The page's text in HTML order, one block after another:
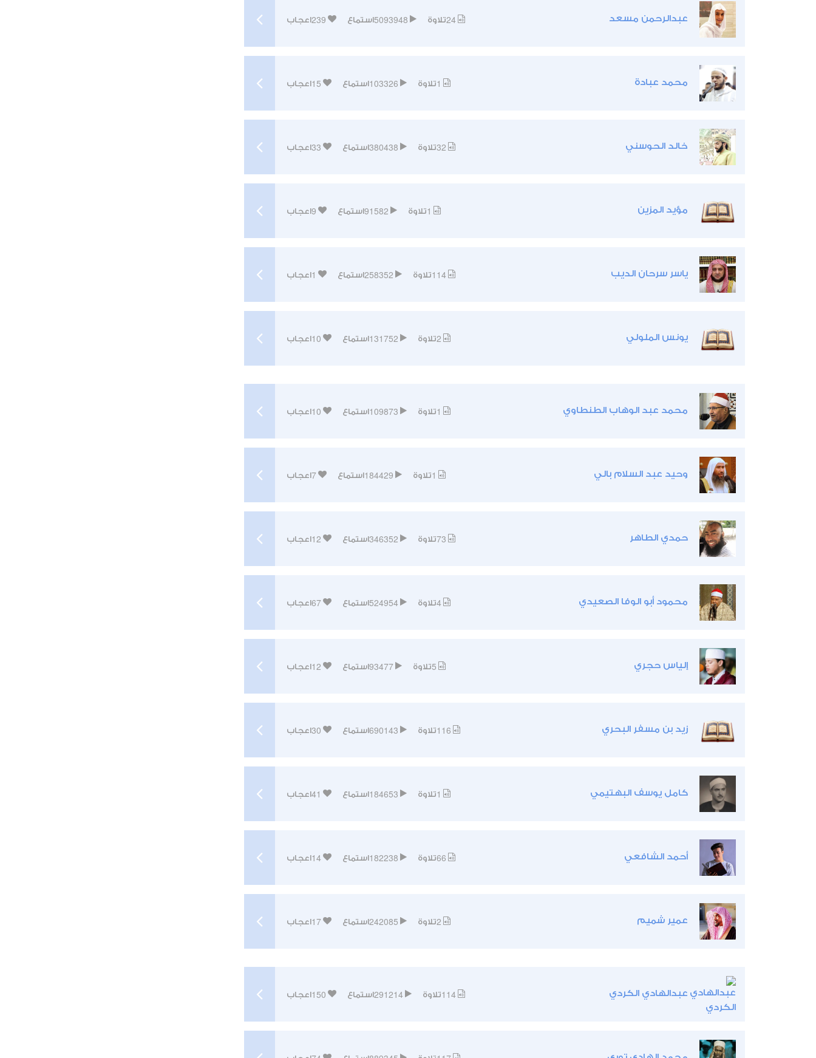
عبدالرحمن مسعد 24تلاوة 5093948استماع 239اعجاب
محمد عبادة 1تلاوة 103326استماع 15اعجاب
خالد الحوسني 32تلاوة 380438استماع 33اعجاب
مؤيد المزين 1تلاوة 91582استماع 9اعجاب
ياسر سرحان الديب 114تلاوة 258352استماع 1اعجاب
يونس الملولي 2تلاوة 131752استماع 10اعجاب
محمد عبد الوهاب الطنطاوي 1تلاوة 109873استماع 10اعجاب
وحيد عبد السلام بالي 1تلاوة 184429استماع 7اعجاب
حمدي الطاهر 73تلاوة 346352استماع 12اعجاب
محمود أبو الوفا الصعيدي 4تلاوة 524954استماع 67اعجاب
إلياس حجري 5تلاوة 93477استماع 12اعجاب
زيد بن مسفر البحري 116تلاوة 690143استماع 30اعجاب
كامل يوسف البهتيمي 1تلاوة 184653استماع 41اعجاب
أحمد الشافعي 66تلاوة 182238استماع 14اعجاب
عمير شميم 2تلاوة 242085استماع 17اعجاب
عبدالهادي الكردي 114تلاوة 291214استماع 150اعجاب